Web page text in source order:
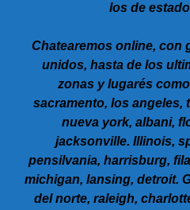
los de
Chatearemos online, con
unidos, hasta de los
zonas y lugarés
sacramento, los angeles,
nueva york, albani,
jacksonville. Illinois,
pensilvania, harrisburg,
michigan, lansing, detroit.
del norte, raleigh,